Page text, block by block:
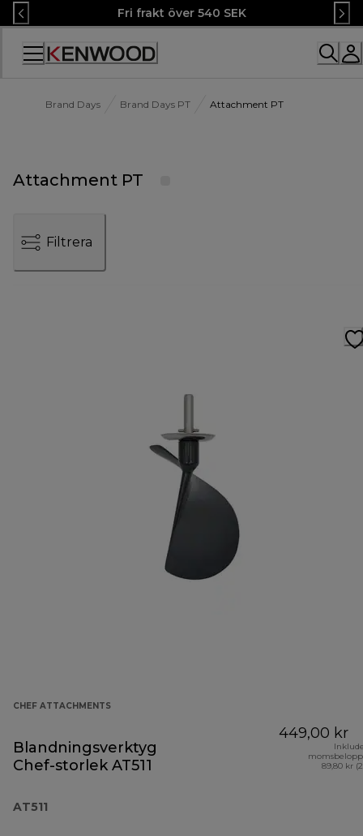
Skip
to
Content
Fri frakt över 540 SEK
Accessibility
Brand Days Brand Days PT Attachment PT
Attachment PT
Filtrera
CHEF ATTACHMENTS
Blandningsverktyg
Chef-storlek AT511
AT511
449,00 kr
89,80 kr